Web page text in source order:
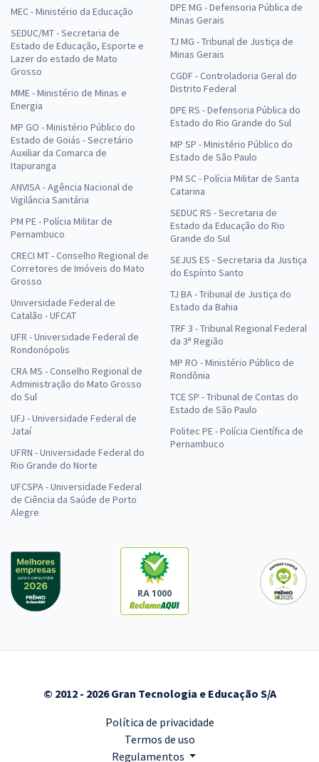
MEC - Ministério da Educação
SEDUC/MT - Secretaria de
Estado de Educação, Esporte e
Lazer do estado de Mato
Grosso
MME - Ministério de Minas e
Energia
MP GO - Ministério Público do
Estado de Goiás - Secretário
Auxiliar da Comarca de
Itapuranga
ANVISA - Agência Nacional de
Vigilância Sanitária
PM PE - Polícia Militar de
Pernambuco
CRECI MT - Conselho Regional de
Corretores de Imóveis do Mato
Grosso
Universidade Federal de
Catalão - UFCAT
UFR - Universidade Federal de
Rondonópolis
CRA MS - Conselho Regional de
Administração do Mato Grosso
do Sul
UFJ - Universidade Federal de
Jataí
UFRN - Universidade Federal do
Rio Grande do Norte
UFCSPA - Universidade Federal
de Ciência da Saúde de Porto
Alegre
DPE MG - Defensoria Pública de
Minas Gerais
TJ MG - Tribunal de Justiça de
Minas Gerais
CGDF - Controladoria Geral do
Distrito Federal
DPE RS - Defensoria Pública do
Estado do Rio Grande do Sul
MP SP - Ministério Público do
Estado de São Paulo
PM SC - Polícia Militar de Santa
Catarina
SEDUC RS - Secretaria de
Estado da Educação do Rio
Grande do Sul
SEJUS ES - Secretaria da Justiça
do Espírito Santo
TJ BA - Tribunal de Justiça do
Estado da Bahia
TRF 3 - Tribunal Regional Federal
da 3ª Região
MP RO - Ministério Público de
Rondônia
TCE SP - Tribunal de Contas do
Estado de São Paulo
Politec PE - Polícia Científica de
Pernambuco
RA 1000
© 2012 - 2026 Gran Tecnologia e Educação S/A
Política de privacidade
Termos de uso
Regulamentos